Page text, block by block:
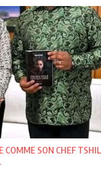
COMME SON CHEF